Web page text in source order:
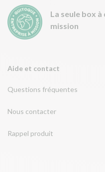
Aide et contact
Questions fréquentes
Nous contacter
Rappel produit
La seule box
mission